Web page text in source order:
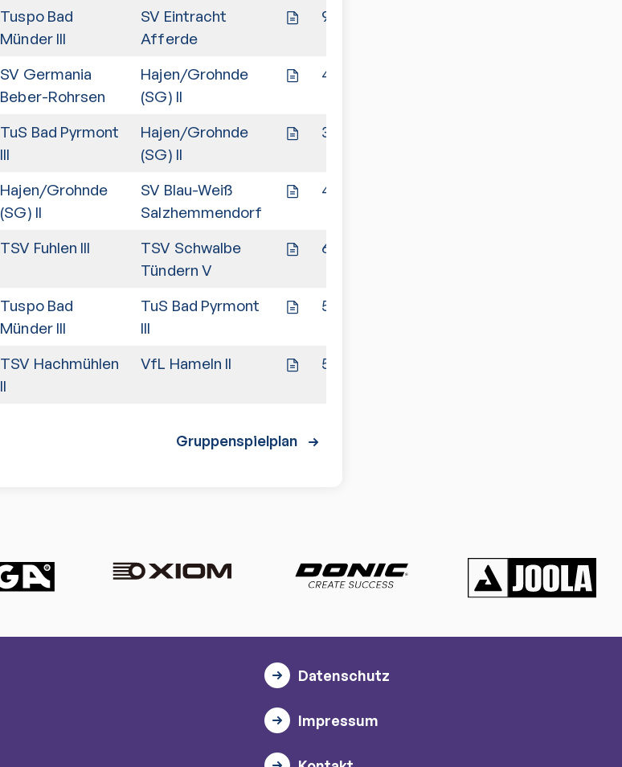
Tuspo Bad
Münder III
SV Eintracht
Afferde
9:1
SV Germania
Beber-Rohrsen
Hajen/Grohnde
(SG) II
4:6
TuS Bad Pyrmont
III
Hajen/Grohnde
(SG) II
3:7
Hajen/Grohnde
(SG) II
SV Blau-Weiß
Salzhemmendorf
4:6
TSV Fuhlen III
TSV Schwalbe
Tündern V
6:4
Tuspo Bad
Münder III
TuS Bad Pyrmont
III
5:5
TSV Hachmühlen
II
VfL Hameln II 5:5
Gruppenspielplan
Datenschutz
Impressum